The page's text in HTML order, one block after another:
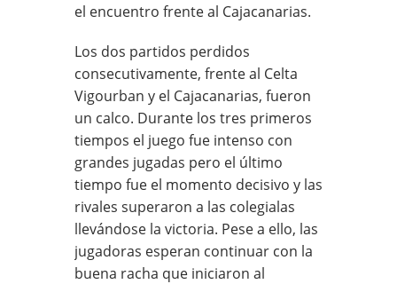
el encuentro frente al Cajacanarias.
Los dos partidos perdidos
consecutivamente, frente al Celta
Vigourban y el Cajacanarias, fueron
un calco. Durante los tres primeros
tiempos el juego fue intenso con
grandes jugadas pero el último
tiempo fue el momento decisivo y las
rivales superaron a las colegialas
llevándose la victoria. Pese a ello, las
jugadoras esperan continuar con la
buena racha que iniciaron al